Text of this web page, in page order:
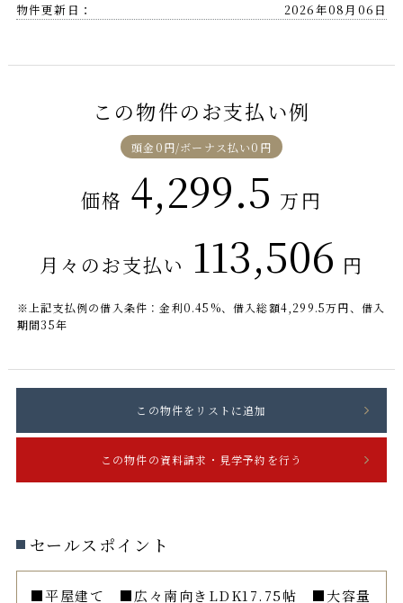
物件更新日： 2026年08月06日
この物件のお支払い例
頭金0円/ボーナス払い0円
価格 4,299.5 万円
月々のお支払い 113,506 円
※上記支払例の借入条件：金利0.45%、借入総額4,299.5万円、借入
期間35年
セールスポイント
■平屋建て ■広々南向きLDK17.75帖 ■大容量